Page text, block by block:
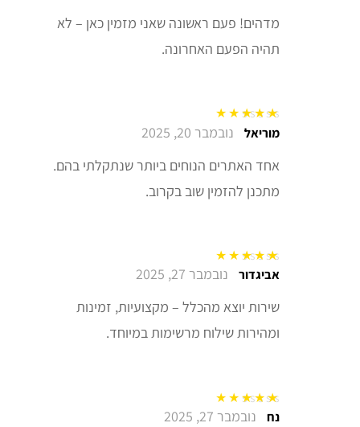
מדהים! פעם ראשונה שאני מזמין כאן – לא
תהיה הפעם האחרונה.
דורג5מתוך 5מוריאל נובמבר 20, 2025
אחד האתרים הנוחים ביותר שנתקלתי בהם.
מתכנן להזמין שוב בקרוב.
דורג5מתוך 5
אביגדור נובמבר 27, 2025
שירות יוצא מהכלל – מקצועיות, זמינות
ומהירות שילוח מרשימות במיוחד.
דורג5 מתוך 5 נח נובמבר 27, 2025